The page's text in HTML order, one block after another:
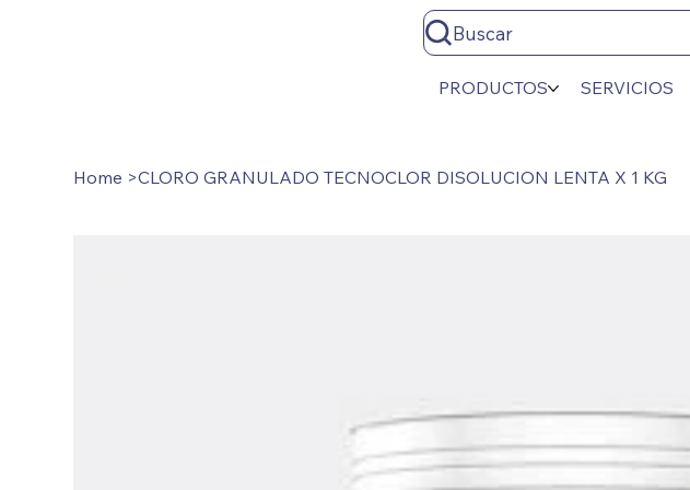
Buscar
PRODUCTOS SERVICIOS
Home >CLORO GRANULADO TECNOCLOR DISOLUCION LENTA X 1 KG